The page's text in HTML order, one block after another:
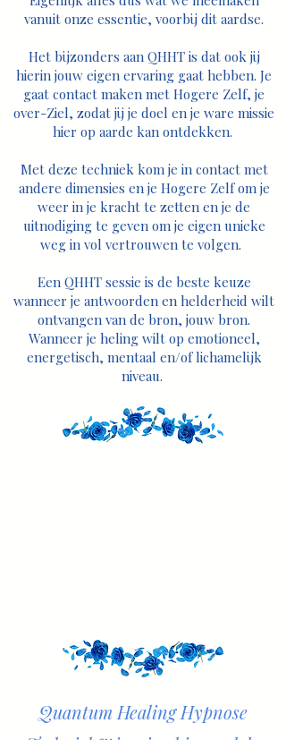
vanuit onze essentie, voorbij dit aardse.
Het bijzonders aan QHHT is dat ook jij
hierin jouw eigen ervaring gaat hebben. Je
gaat contact maken met Hogere Zelf, je
over-Ziel, zodat jij je doel en je ware missie
hier op aarde kan ontdekken.
Met deze techniek kom je in contact met
andere dimensies en je Hogere Zelf om je
weer in je kracht te zetten en je de
uitnodiging te geven om je eigen unieke
weg in vol vertrouwen te volgen.
Een QHHT sessie is de beste keuze
wanneer je antwoorden en helderheid wilt
ontvangen van de bron, jouw bron.
Wanneer je heling wilt op emotioneel,
energetisch, mentaal en/of lichamelijk
niveau.
Quantum Healing Hypnose